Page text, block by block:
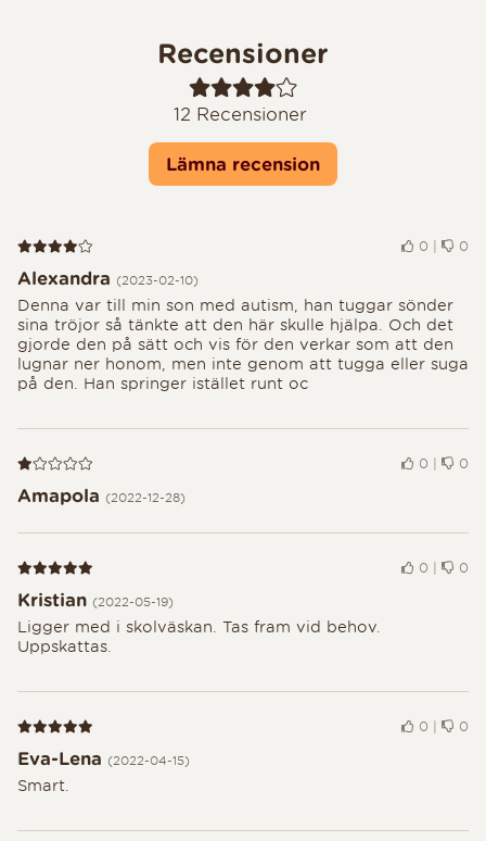
Recensioner
12 Recensioner
Lämna recension
Recension 4 av 5 0 | 0
Alexandra (2023-02-10)
Denna var till min son med autism, han tuggar sönder
sina tröjor så tänkte att den här skulle hjälpa. Och det
gjorde den på sätt och vis för den verkar som att den
lugnar ner honom, men inte genom att tugga eller suga
på den. Han springer istället runt oc
Recension 1 av 5 0 | 0
Amapola (2022-12-28)
Recension 5 av 5 0 | 0
Kristian (2022-05-19)
Ligger med i skolväskan. Tas fram vid behov.
Uppskattas.
Recension 5 av 5 0 | 0
Eva-Lena (2022-04-15)
Smart.